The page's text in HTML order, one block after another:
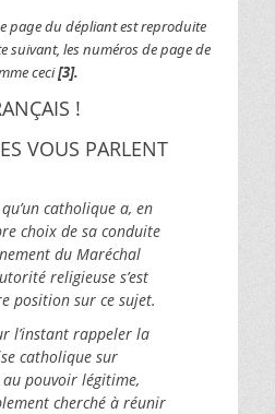
page du dépliant est reproduite
suivant, les numéros de page de
ceci[3].
!
VOUS PARLENT
catholique a, en
choix de sa conduite
du Maréchal
religieuse s’est
position sur ce sujet.
l’instant rappeler la
catholique sur
au pouvoir légitime,
cherché à réunir